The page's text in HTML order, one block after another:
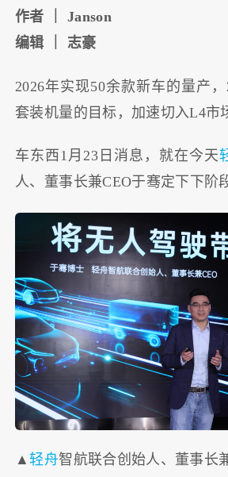
作者 ｜ Janson
编辑 ｜ 志豪
2026年实现50余款新车的量产
套装机量的目标，加速切入L4市
车东西1月23日消息，就在今天
人、董事长兼CEO于骞定下下阶
▲轻舟智航联合创始人、董事长